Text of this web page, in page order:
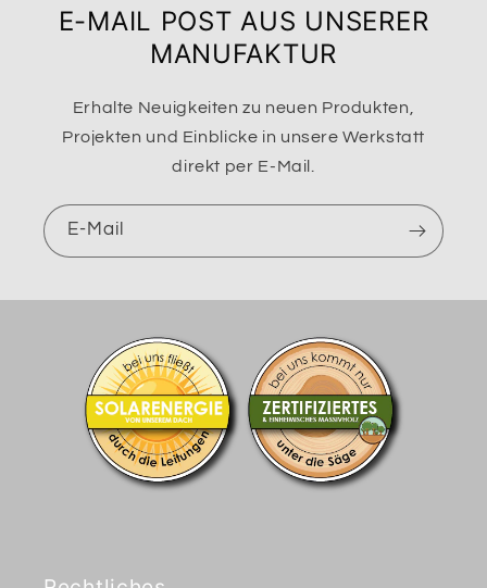
E-MAIL POST AUS UNSERER
MANUFAKTUR
Erhalte Neuigkeiten zu neuen Produkten,
Projekten und Einblicke in unsere Werkstatt
direkt per E-Mail.
E-Mail